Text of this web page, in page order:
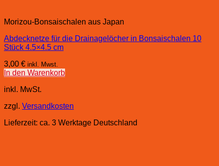
Morizou-Bonsaischalen aus Japan
Abdecknetze für die Drainagelöcher in Bonsaischalen 10
Stück 4.5×4.5 cm
3,00 € inkl. Mwst.
In den Warenkorb
inkl. MwSt.
zzgl. Versandkosten
Lieferzeit: ca. 3 Werktage Deutschland